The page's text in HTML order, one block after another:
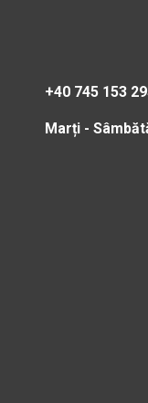
+40 745 153
Marți -